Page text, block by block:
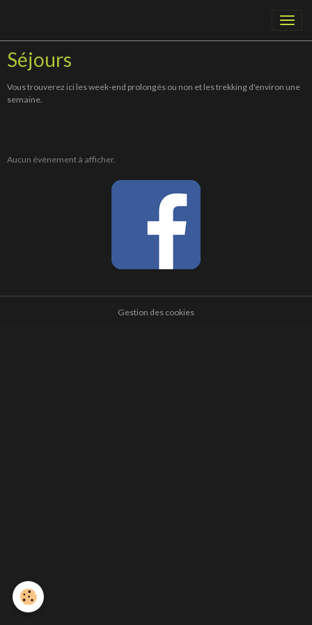
Séjours
Vous trouverez ici les week-end prolongés ou non et les trekking d'environ une
semaine.
Aucun évènement à afficher.
Gestion des cookies